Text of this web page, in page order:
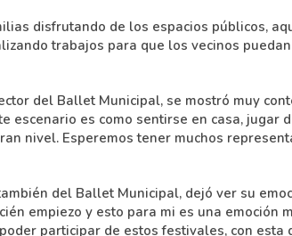
disfrutando de los espacios públicos,
trabajos para que los vecinos
del Ballet Municipal, se mostró muy
escenario es como sentirse en casa, jugar
nivel. Esperemos tener muchos
del Ballet Municipal, dejó ver su
empiezo y esto para mi es una emoción
participar de estos festivales, con esta